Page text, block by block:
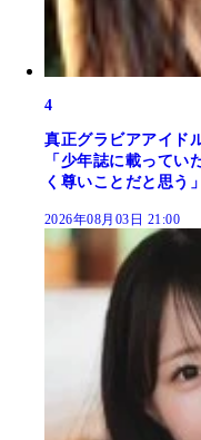
4
真正グラビアアイド
「少年誌に載って
く尊いことだと思う」
2026年08月03日 21:00